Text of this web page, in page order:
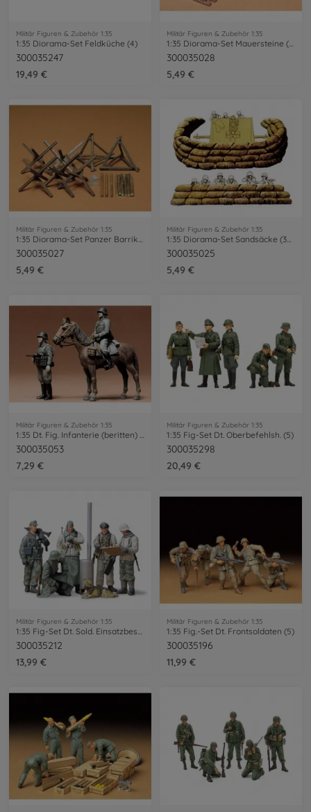
Militär Figuren & Zubehör 1:35
1:35 Diorama-Set Feldküche (4)
300035247
19,49 €
Militär Figuren & Zubehör 1:35
300035028
5,49 €
Militär Figuren & Zubehör 1:35
300035027
5,49 €
Militär Figuren & Zubehör 1:35
300035025
5,49 €
Militär Figuren & Zubehör 1:35
1:35 Dt. Fig. Infanterie (beritten) (2)
300035053
7,29 €
Militär Figuren & Zubehör 1:35
1:35 Fig-Set Dt. Oberbefehlsh. (5)
300035298
20,49 €
Militär Figuren & Zubehör 1:35
300035212
13,99 €
Militär Figuren & Zubehör 1:35
1:35 Fig.-Set Dt. Frontsoldaten (5)
300035196
11,99 €